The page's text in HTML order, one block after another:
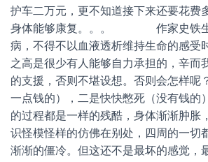
护车二万元，更不知道接下来还要花费
身体能够康复。。。 作家史铁生
病，不得不以血液透析维持生命的感受
之高是很少有人能够自力承担的，辛而
的支援，否则不堪设想。否则会怎样呢
一点钱的），二是快快憋死（没有钱
的过程都是一样的残酷，身体渐渐肿胀
识怪模怪样的仿佛在别处，四周的一切
渐渐的僵冷。但这还不是最坏的感觉，